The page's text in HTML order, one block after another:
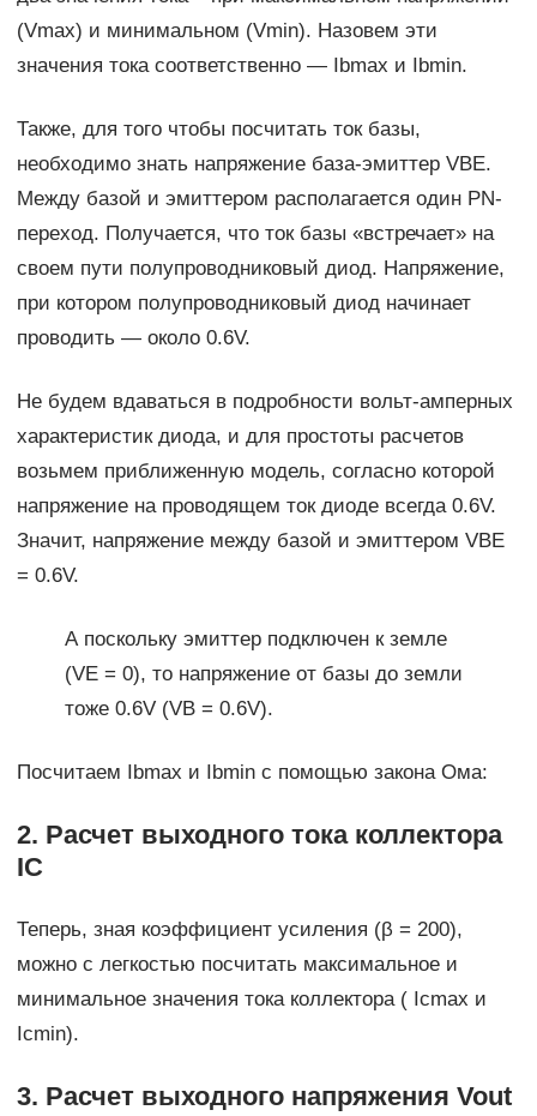
(Vmax) и минимальном (Vmin). Назовем эти
значения тока соответственно — Ibmax и Ibmin.
Также, для того чтобы посчитать ток базы,
необходимо знать напряжение база-эмиттер VBE.
Между базой и эмиттером располагается один PN-
переход. Получается, что ток базы «встречает» на
своем пути полупроводниковый диод. Напряжение,
при котором полупроводниковый диод начинает
проводить — около 0.6V.
Не будем вдаваться в подробности вольт-амперных
характеристик диода, и для простоты расчетов
возьмем приближенную модель, согласно которой
напряжение на проводящем ток диоде всегда 0.6V.
Значит, напряжение между базой и эмиттером VBE
= 0.6V.
А поскольку эмиттер подключен к земле
(VE = 0), то напряжение от базы до земли
тоже 0.6V (VB = 0.6V).
Посчитаем Ibmax и Ibmin с помощью закона Ома:
2. Расчет выходного тока коллектора
IС
Теперь, зная коэффициент усиления (β = 200),
можно с легкостью посчитать максимальное и
минимальное значения тока коллектора ( Icmax и
Icmin).
3. Расчет выходного напряжения Vout